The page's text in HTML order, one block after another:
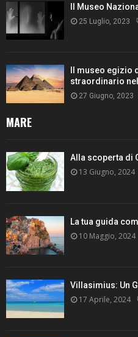
Il Museo
25 Luglio, 2023
Il museo egizio
straordinario
27 Giugno, 2023
MARE
Alla scoperta di
13 Giugno, 2024
La tua guida
10 Maggio, 2024
Villasimius: Un
17 Aprile, 2024